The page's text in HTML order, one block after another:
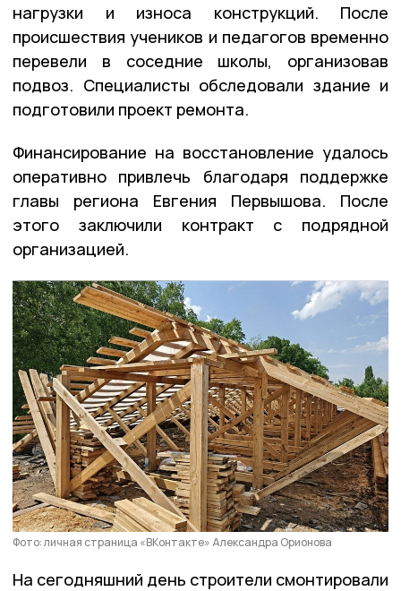
нагрузки и износа конструкций. После
происшествия учеников и педагогов временно
перевели в соседние школы, организовав
подвоз. Специалисты обследовали здание и
подготовили проект ремонта.
Финансирование на восстановление удалось
оперативно привлечь благодаря поддержке
главы региона Евгения Первышова. После
этого заключили контракт с подрядной
организацией.
Фото: личная страница «ВКонтакте» Александра Орионова
На сегодняшний день строители смонтировали